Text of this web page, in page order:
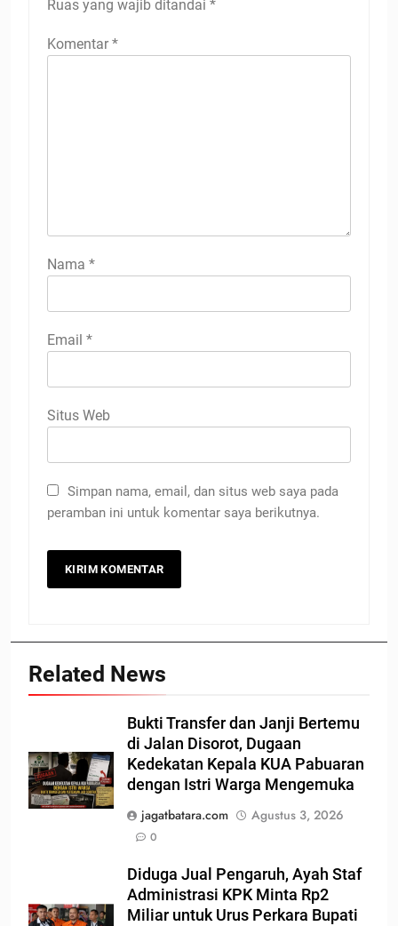
Ruas yang wajib ditandai *
Komentar *
Nama *
Email *
Situs Web
Simpan nama, email, dan situs web saya pada
peramban ini untuk komentar saya berikutnya.
Related News
Bukti Transfer dan Janji Bertemu
di Jalan Disorot, Dugaan
Kedekatan Kepala KUA Pabuaran
dengan Istri Warga Mengemuka
jagatbatara.com
Agustus 3, 2026
0
Diduga Jual Pengaruh, Ayah Staf
Administrasi KPK Minta Rp2
Miliar untuk Urus Perkara Bupati